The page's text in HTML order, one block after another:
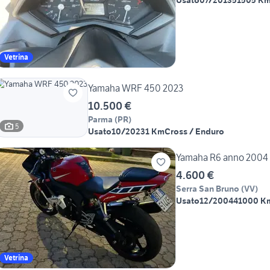
Vetrina
5
Yamaha WRF 450 2023
10.500 €
Parma (PR)
Usato10/20231 KmCross / Enduro
Vetrina
Yamaha R6 anno 2004
4.600 €
Serra San Bruno (VV)
Usato12/200441000